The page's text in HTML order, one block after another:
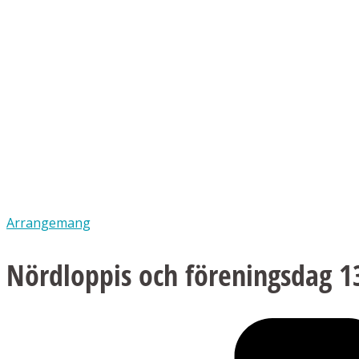
Arrangemang
Nördloppis och föreningsdag